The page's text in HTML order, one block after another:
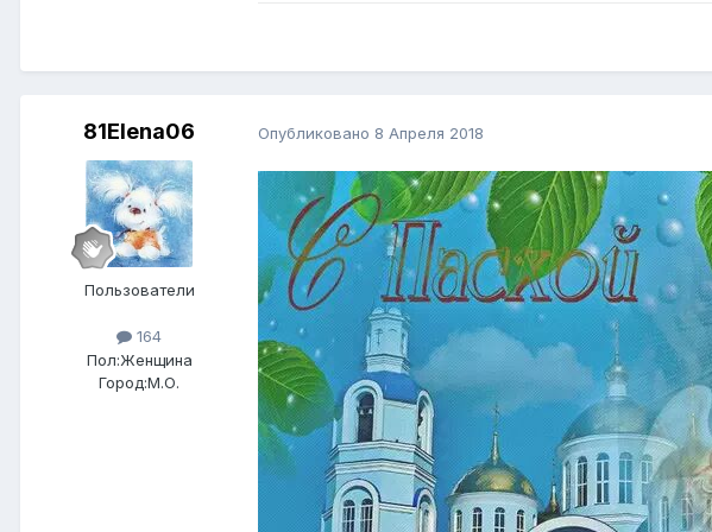
81Elena06
Пользователи
164
Пол:Женщина
Город:М.О.
Опубликовано 8 Апреля 2018